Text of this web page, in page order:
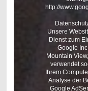
http://
Unsere
Dienst zum
Google
Mountain
verwendet
Ihrem
Analyse der
Google